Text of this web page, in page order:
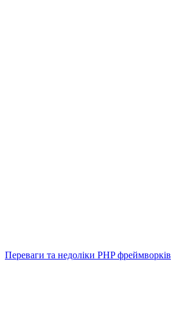
Переваги та недоліки PHP фреймворків